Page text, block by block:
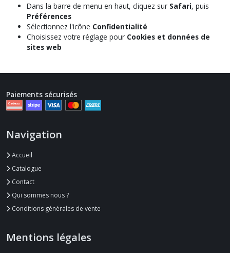
Dans la barre de menu en haut, cliquez sur Safari, puis
Préférences
Sélectionnez l'icône Confidentialité
Choisissez votre réglage pour Cookies et données de
sites web
Paiements sécurisés
Navigation
Accueil
Catalogue
Contact
Qui sommes nous ?
Conditions générales de vente
Mentions légales